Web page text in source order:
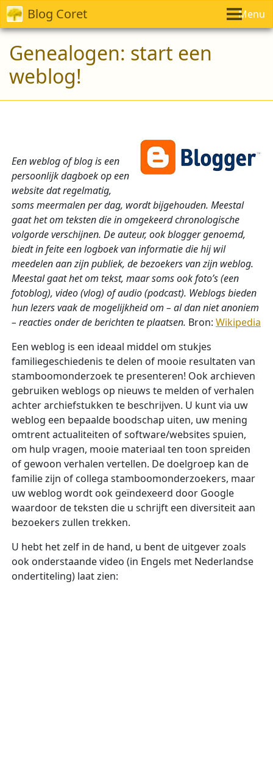
Blog Coret Menu
Genealogen: start een
weblog!
Een weblog of blog is een
persoonlijk dagboek op een
website dat regelmatig,
soms meermalen per dag, wordt bijgehouden. Meestal
gaat het om teksten die in omgekeerd chronologische
volgorde verschijnen. De auteur, ook blogger genoemd,
biedt in feite een logboek van informatie die hij wil
meedelen aan zijn publiek, de bezoekers van zijn weblog.
Meestal gaat het om tekst, maar soms ook foto’s (een
fotoblog), video (vlog) of audio (podcast). Weblogs bieden
hun lezers vaak de mogelijkheid om – al dan niet anoniem
– reacties onder de berichten te plaatsen. Bron: Wikipedia
Een weblog is een ideaal middel om stukjes
familiegeschiedenis te delen of mooie resultaten van
stamboomonderzoek te presenteren! Ook archieven
gebruiken weblogs op nieuws te melden of verhalen
achter archiefstukken te beschrijven. U kunt via uw
weblog een bepaalde boodschap uiten, uw mening
omtrent actualiteiten of software/websites spuien,
om hulp vragen, mooie materiaal ten toon spreiden
of gewoon verhalen vertellen. De doelgroep kan de
familie zijn of collega stamboomonderzoekers, maar
uw weblog wordt ook geïndexeerd door Google
waardoor de teksten die u schrijft een diversiteit aan
bezoekers zullen trekken.
U hebt het zelf in de hand, u bent de uitgever zoals
ook onderstaande video (in Engels met Nederlandse
ondertiteling) laat zien: